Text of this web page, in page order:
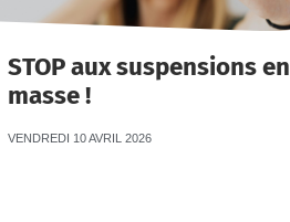
STOP aux suspensions en
masse !
VENDREDI 10 AVRIL 2026